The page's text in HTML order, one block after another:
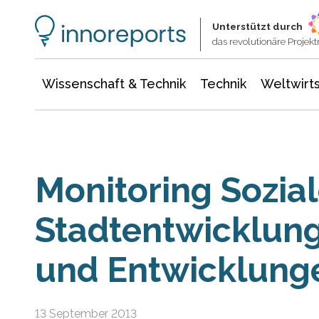
Unterstützt durch
das revolutionäre
Wissenschaft & Technik Technik
Monitoring
und
13 September 2013